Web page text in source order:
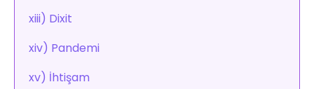
xiii) Dixit
xiv) Pandemi
xv) İhtişam